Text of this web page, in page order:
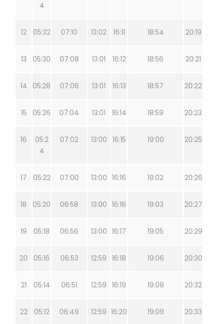
4
12 05:32 07:10 13:02 16:11 18:54 20:19
13 05:30 07:08 13:01 16:12 18:56 20:21
14 05:28 07:06 13:01 16:13 18:57 20:22
15 05:26 07:04 13:01 16:14 18:59 20:23
16
05:2
4
07:02 13:00 16:15 19:00 20:25
17 05:22 07:00 13:00 16:16 19:02 20:26
18 05:20 06:58 13:00 16:16 19:03 20:27
19 05:18 06:56 13:00 16:17 19:05 20:29
20 05:16 06:53 12:59 16:18 19:06 20:30
21 05:14 06:51 12:59 16:19 19:08 20:32
22 05:12 06:49 12:59 16:20 19:09 20:33